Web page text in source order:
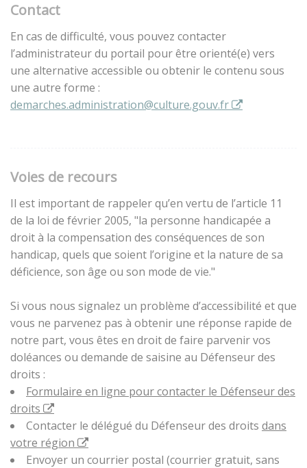
Contact
En cas de difficulté, vous pouvez contacter
l’administrateur du portail pour être orienté(e) vers
une alternative accessible ou obtenir le contenu sous
une autre forme :
demarches.administration@culture.gouv.fr
Voies de recours
Il est important de rappeler qu’en vertu de l’article 11
de la loi de février 2005, "la personne handicapée a
droit à la compensation des conséquences de son
handicap, quels que soient l’origine et la nature de sa
déficience, son âge ou son mode de vie."
Si vous nous signalez un problème d’accessibilité et que
vous ne parvenez pas à obtenir une réponse rapide de
notre part, vous êtes en droit de faire parvenir vos
doléances ou demande de saisine au Défenseur des
droits :
Formulaire en ligne pour contacter le Défenseur des
droits
Contacter le délégué du Défenseur des droits dans
votre région
Envoyer un courrier postal (courrier gratuit, sans